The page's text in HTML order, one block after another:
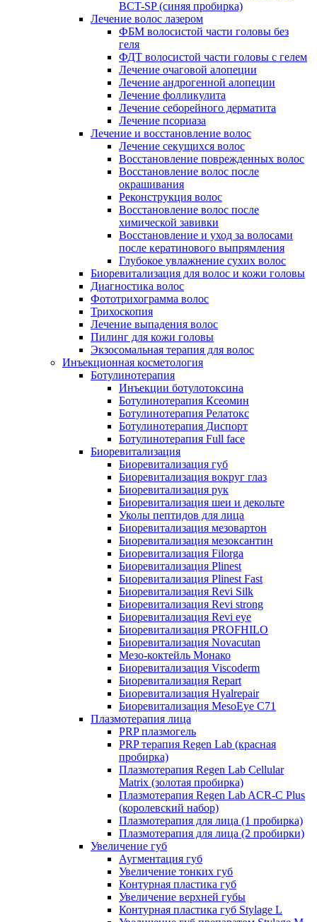
BCT-SP (синяя пробирка)
Лечение волос лазером
ФБМ волосистой части головы без
геля
ФДТ волосистой части головы с гелем
Лечение очаговой алопеции
Лечение андрогенной алопеции
Лечение фолликулита
Лечение себорейного дерматита
Лечение псориаза
Лечение и восстановление волос
Лечение секущихся волос
Восстановление поврежденных волос
Восстановление волос после
окрашивания
Реконструкция волос
Восстановление волос после
химической завивки
Восстановление и уход за волосами
после кератинового выпрямления
Глубокое увлажнение сухих волос
Биоревитализация для волос и кожи головы
Диагностика волос
Фототрихограмма волос
Трихоскопия
Лечение выпадения волос
Пилинг для кожи головы
Экзосомальная терапия для волос
Инъекционная косметология
Ботулинотерапия
Инъекции ботулотоксина
Ботулинотерапия Ксеомин
Ботулинотерапия Релатокс
Ботулинотерапия Диспорт
Ботулинотерапия Full face
Биоревитализация
Биоревитализация губ
Биоревитализация вокруг глаз
Биоревитализация рук
Биоревитализация шеи и декольте
Уколы пептидов для лица
Биоревитализация мезовартон
Биоревитализация мезоксантин
Биоревитализация Filorga
Биоревитализация Plinest
Биоревитализация Plinest Fast
Биоревитализация Revi Silk
Биоревитализация Revi strong
Биоревитализация Revi eye
Биоревитализация PROFHILO
Биоревитализация Novacutan
Мезо-коктейль Монако
Биоревитализация Viscoderm
Биоревитализация Repart
Биоревитализация Hyalrepair
Биоревитализация MesoEye C71
Плазмотерапия лица
PRP плазмогель
PRP терапия Regen Lab (красная
пробирка)
Плазмотерапия Regen Lab Cellular
Matrix (золотая пробирка)
Плазмотерапия Regen Lab ACR-C Plus
(королевский набор)
Плазмотерапия для лица (1 пробирка)
Плазмотерапия для лица (2 пробирки)
Увеличение губ
Аугментация губ
Увеличение тонких губ
Контурная пластика губ
Увеличение верхней губы
Контурная пластика губ Stylage L